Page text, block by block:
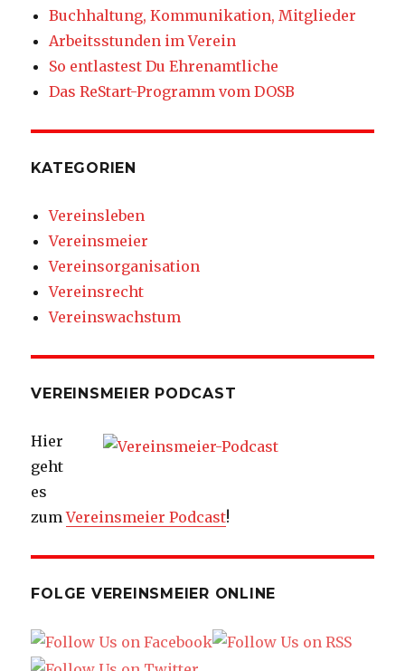
Buchhaltung, Kommunikation, Mitglieder
Arbeitsstunden im Verein
So entlastest Du Ehrenamtliche
Das ReStart-Programm vom DOSB
KATEGORIEN
Vereinsleben
Vereinsmeier
Vereinsorganisation
Vereinsrecht
Vereinswachstum
VEREINSMEIER PODCAST
Hier
geht
es
zumVereinsmeier Podcast!
FOLGE VEREINSMEIER ONLINE